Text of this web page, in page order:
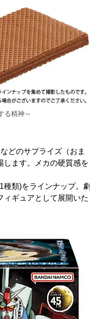
る精神～
どのサプライズ（おま
します。メカの硬質感を
類)をラインナップ。劇
ギュアとして展開いた